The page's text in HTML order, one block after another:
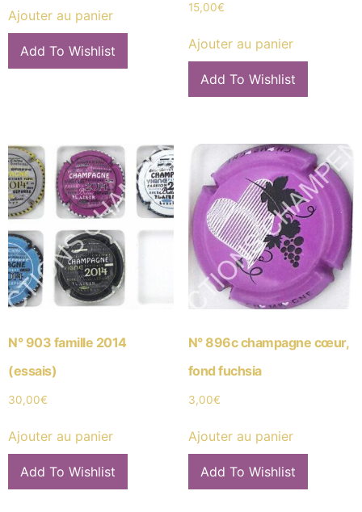
Ajouter au panier
Add To Wishlist
15,00€
Ajouter au panier
Add To Wishlist
N° 903 famille 2014
(essais)
30,00€
Ajouter au panier
Add To Wishlist
N° 896c champagne cœur,
fond fuchsia
3,00€
Ajouter au panier
Add To Wishlist